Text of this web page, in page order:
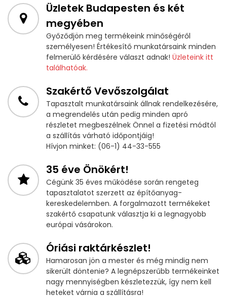
Üzletek Budapesten és két
megyében
Győződjön meg termékeink minőségéről
személyesen! Értékesítő munkatársaink minden
felmerülő kérdésére választ adnak! Üzleteink itt
találhatóak.
Szakértő Vevőszolgálat
Tapasztalt munkatársaink állnak rendelkezésére,
a megrendelés után pedig minden apró
részletet megbeszélnek Önnel a fizetési módtól
a szállítás várható időpontjáig!
Hívjon minket: (06-1) 44-33-555
35 éve Önökért!
Cégünk 35 éves működése során rengeteg
tapasztalatot szerzett az építőanyag-
kereskedelemben. A forgalmazott termékeket
szakértő csapatunk választja ki a legnagyobb
európai vásárokon.
Óriási raktárkészlet!
Hamarosan jön a mester és még mindig nem
sikerült döntenie? A legnépszerűbb termékeinket
nagy mennyiségben készletezzük, így nem kell
heteket várnia a szállításra!